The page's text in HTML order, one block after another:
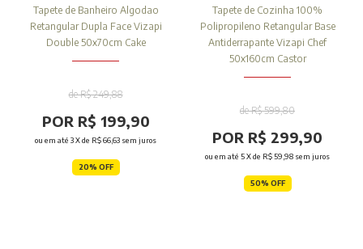
Tapete de Banheiro Algodao
Retangular Dupla Face Vizapi
Double 50x70cm Cake
de R$ 249,88
POR R$ 199,90
ou em até 3X de R$ 66,63 sem juros
20% OFF
Tapete de Cozinha 100%
Polipropileno Retangular Base
Antiderrapante Vizapi Chef
50x160cm Castor
de R$ 599,80
POR R$ 299,90
ou em até 5X de R$ 59,98 sem juros
50% OFF